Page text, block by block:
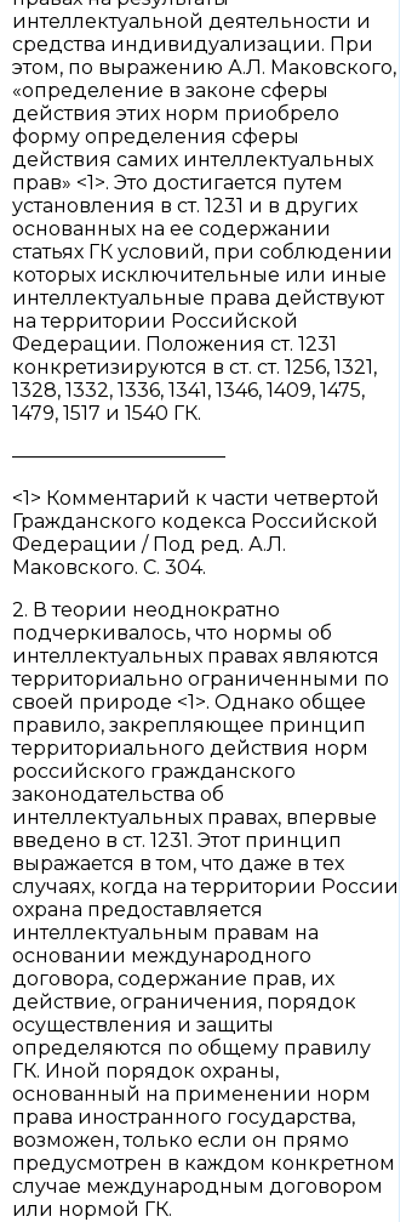
интеллектуальной деятельности и
средства индивидуализации. При
этом, по выражению А.Л. Маковского,
«определение в законе сферы
действия этих норм приобрело
форму определения сферы
действия самих интеллектуальных
прав» <1>. Это достигается путем
установления в ст. 1231 и в других
основанных на ее содержании
статьях ГК условий, при соблюдении
которых исключительные или иные
интеллектуальные права действуют
на территории Российской
Федерации. Положения ст. 1231
конкретизируются в ст. ст. 1256, 1321,
1328, 1332, 1336, 1341, 1346, 1409, 1475,
1479, 1517 и 1540 ГК.
———————————
<1> Комментарий к части четвертой
Гражданского кодекса Российской
Федерации / Под ред. А.Л.
Маковского. С. 304.
2. В теории неоднократно
подчеркивалось, что нормы об
интеллектуальных правах являются
территориально ограниченными по
своей природе <1>. Однако общее
правило, закрепляющее принцип
территориального действия норм
российского гражданского
законодательства об
интеллектуальных правах, впервые
введено в ст. 1231. Этот принцип
выражается в том, что даже в тех
случаях, когда на территории России
охрана предоставляется
интеллектуальным правам на
основании международного
договора, содержание прав, их
действие, ограничения, порядок
осуществления и защиты
определяются по общему правилу
ГК. Иной порядок охраны,
основанный на применении норм
права иностранного государства,
возможен, только если он прямо
предусмотрен в каждом конкретном
случае международным договором
или нормой ГК.